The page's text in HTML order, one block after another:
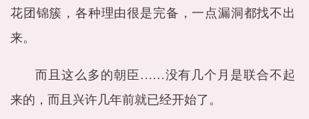
花团锦簇，各种理由很是完备，一点漏洞都找不出
来。
而且这么多的朝臣……没有几个月是联合不起
来的，而且兴许几年前就已经开始了。